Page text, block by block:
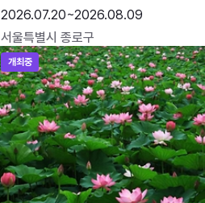
2026.07.20~2026.08.09
서울특별시 종로구
개최중